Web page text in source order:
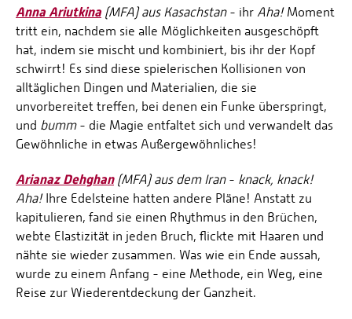
Anna Ariutkina(MFA) aus Kasachstan - ihr Aha!Moment
tritt ein, nachdem sie alle Möglichkeiten ausgeschöpft
hat, indem sie mischt und kombiniert, bis ihr der Kopf
schwirrt! Es sind diese spielerischen Kollisionen von
alltäglichen Dingen und Materialien, die sie
unvorbereitet treffen, bei denen ein Funke überspringt,
und bumm- die Magie entfaltet sich und verwandelt das
Gewöhnliche in etwas Außergewöhnliches!
Arianaz Dehghan(MFA) aus dem Iran - knack, knack!
Aha!Ihre Edelsteine hatten andere Pläne! Anstatt zu
kapitulieren, fand sie einen Rhythmus in den Brüchen,
webte Elastizität in jeden Bruch, flickte mit Haaren und
nähte sie wieder zusammen. Was wie ein Ende aussah,
wurde zu einem Anfang - eine Methode, ein Weg, eine
Reise zur Wiederentdeckung der Ganzheit.